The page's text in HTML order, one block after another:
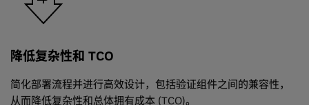
降低复杂性和 TCO
简化部署流程并进行高效设计，包括验证组件之间的兼容性，
从而降低复杂性和总体拥有成本 (TCO)。